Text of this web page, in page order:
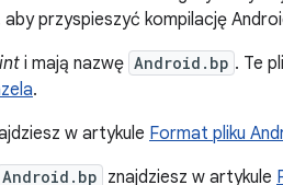
aby przyspieszyć kompilację
i mają nazwę Android.bp . Te
.
w artykule Format pliku
Android.bp znajdziesz w artykule